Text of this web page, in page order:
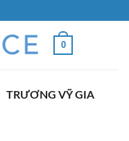
0
TRƯƠNG VỸ GIA